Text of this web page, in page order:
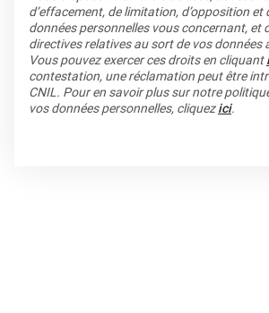
d’effacement, de limitation, d’opposition
données personnelles vous concernant, et
directives relatives au sort de vos données
Vous pouvez exercer ces droits en cliquant
contestation, une réclamation peut être
CNIL. Pour en savoir plus sur notre
vos données personnelles, cliquezici.